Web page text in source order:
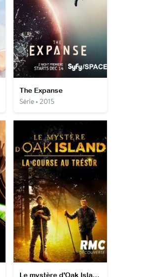
The Expanse
Série • 2015
Le mystère d'Oak Island